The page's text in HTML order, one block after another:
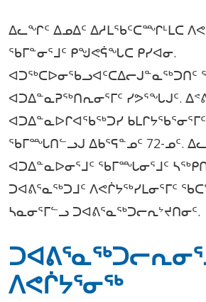
ᐃᓚᖏᑦ ᐃᓄᐃᑦ ᐃᓱᒪᖃᑦᑕᙱᒻᒪᑕ
ᖃᒥᓐᓂᕐᒧᑦ ᑭᖑᕙᕌᖓᑕ ᑭᓯᐊᓂ.
ᐊᑐᖅᑕᐅᓂᖃᓗᐊᑦᑕᐃᓕᒍᓐᓇᖅᑐᑎᑦ
ᐊᑐᐃᓐᓇᕈᖅᑎᕆᓂᕐᒥᑦ ᓯᕗᕐᖓᒍᑦ.
ᐊᑐᐃᓐᓇᐅᒋᐊᖃᖅᑐᓯ
ᖃᒥᙵᑎᓪᓗᒍ ᐃᑲᕐᕋᓐᓄᑦ 72-ᓄᑦ.
ᐊᑐᐃᓐᓇᐅᓂᕐᒧᑦ ᖃᒥᙵᓂᕐᒧᑦ
ᑐᐊᕕᕐᓇᖅᑐᒧᑦ ᐱᕙᒌᔭᖅᓯᒪᓂᕐᒥᑦ
ᓴᓇᓂᕐᒥᓪᓗ ᑐᐊᕕᕐᓇᖅᑐᓕᕆᔾᔪᑎᓂᑦ.
ᐱᕙᒌᔭᕐᓂᖅ